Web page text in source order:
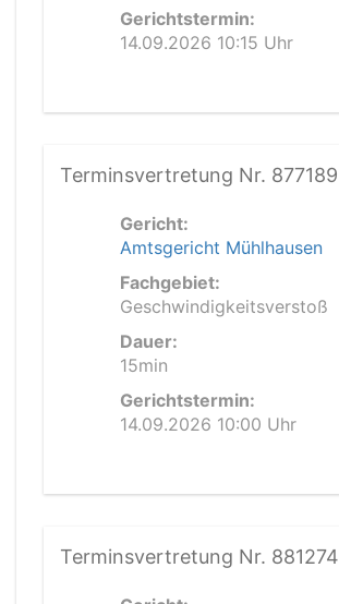
Gerichtstermin:
14.09.2026 10:15 Uhr
Terminsvertretung Nr. 877189
Gericht:
Amtsgericht Mühlhausen
Fachgebiet:
Geschwindigkeitsverstoß
Dauer:
15min
Gerichtstermin:
14.09.2026 10:00 Uhr
Terminsvertretung Nr. 881274